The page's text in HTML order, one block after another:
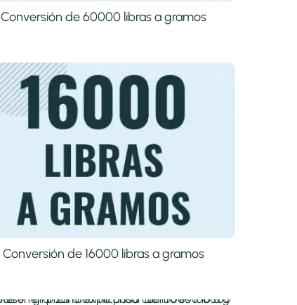
Conversión de 60000 libras a gramos
Conversión de 16000 libras a gramos